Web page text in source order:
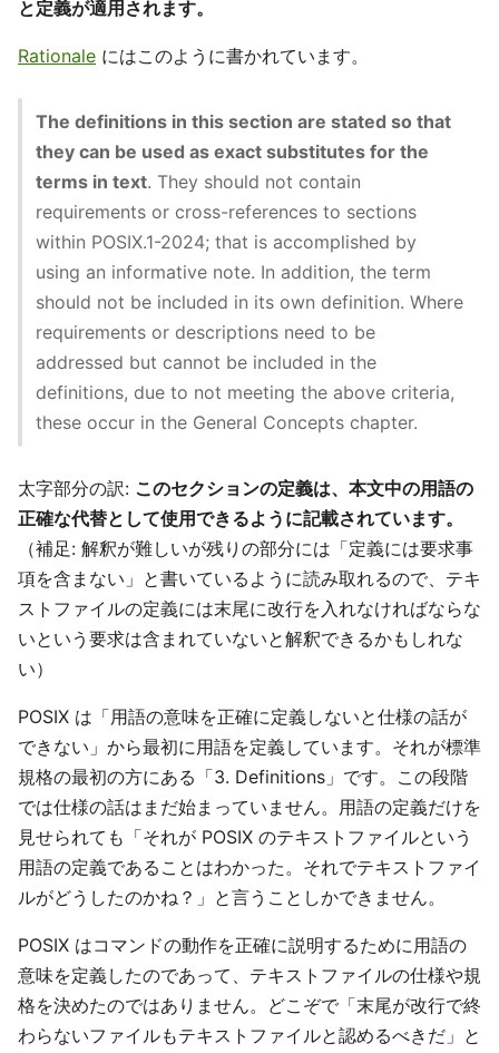
と定義が適用されます。
Rationale にはこのように書かれています。
The definitions in this section are stated so that
they can be used as exact substitutes for the
terms in text. They should not contain
requirements or cross-references to sections
within POSIX.1-2024; that is accomplished by
using an informative note. In addition, the term
should not be included in its own definition. Where
requirements or descriptions need to be
addressed but cannot be included in the
definitions, due to not meeting the above criteria,
these occur in the General Concepts chapter.
太字部分の訳: このセクションの定義は、本文中の用語の
正確な代替として使用できるように記載されています。
（補足: 解釈が難しいが残りの部分には「定義には要求事
項を含まない」と書いているように読み取れるので、テキ
ストファイルの定義には末尾に改行を入れなければならな
いという要求は含まれていないと解釈できるかもしれな
い）
POSIX は「用語の意味を正確に定義しないと仕様の話が
できない」から最初に用語を定義しています。それが標準
規格の最初の方にある「3. Definitions」です。この段階
では仕様の話はまだ始まっていません。用語の定義だけを
見せられても「それが POSIX のテキストファイルという
用語の定義であることはわかった。それでテキストファイ
ルがどうしたのかね？」と言うことしかできません。
POSIX はコマンドの動作を正確に説明するために用語の
意味を定義したのであって、テキストファイルの仕様や規
格を決めたのではありません。どこぞで「末尾が改行で終
わらないファイルもテキストファイルと認めるべきだ」と